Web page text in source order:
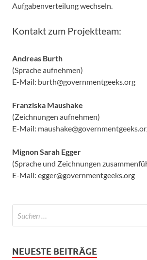
Aufgabenverteilung wechseln.
Kontakt zum Projektteam:
Andreas Burth
(Sprache aufnehmen)
E-Mail: burth@governmentgeeks.org
Franziska Maushake
(Zeichnungen aufnehmen)
E-Mail:
Mignon Sarah Egger
(Sprache und Zeichnungen
E-Mail: egger@governmentgeeks.org
NEUESTE BEITRÄGE